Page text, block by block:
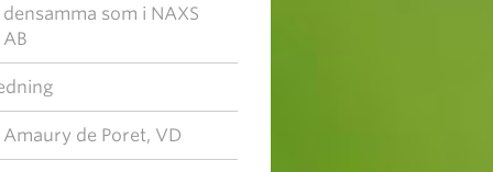
densamma som i NAXS
AB
Amaury de Poret, VD